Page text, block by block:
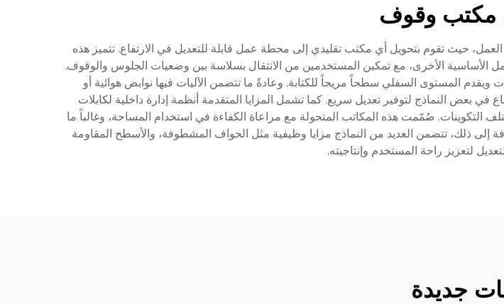
مكتب وقوف
حيث تقوم بتحويل أي مكتب تقليدي إلى محطة عمل قابلة للتعديل في الارتفاع. تتميز هذه
الأساسية الأخرى، مع تمكين المستخدمين من الانتقال بسلاسة بين وضعيات الجلوس والوقوف.
المستوى السفلي سطحاً مريحاً للكتابة. وعادةً ما تتضمن الآليات فيها نوابض هوائية أو
بعض النماذج لتوفير تعديل سريع. كما تشمل المزايا المتقدمة أنظمة إدارة داخلية لكابلات
التكوينات. صُمّمت هذه المكاتب المتحولة مع مراعاة الكفاءة في استخدام المساحة، وغالباً ما
إلى ذلك، تتضمن العديد من النماذج مزايا وظيفية مثل الحواف المشطوفة، والأسطح المقاومة
لتعزيز راحة المستخدم وإنتاجيته.
جديدة